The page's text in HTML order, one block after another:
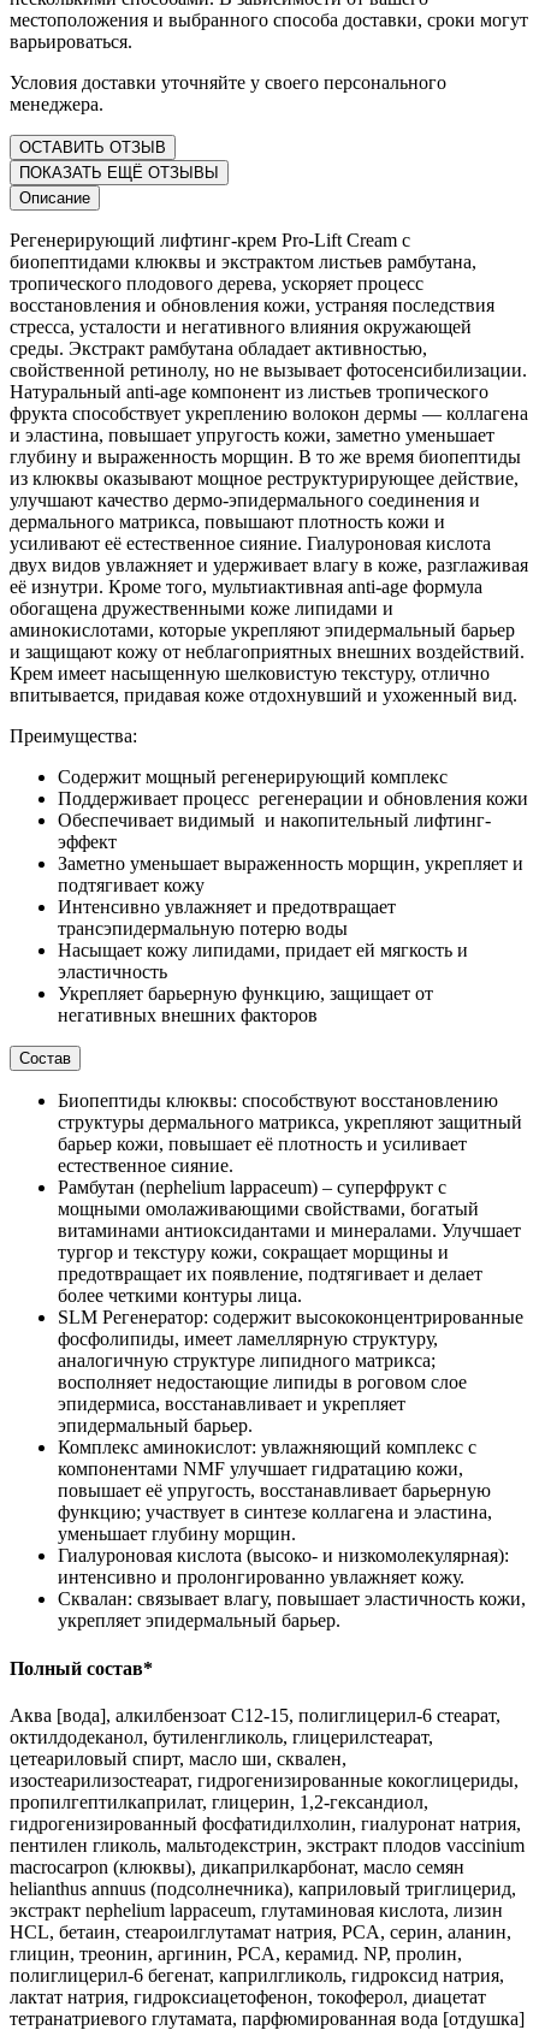
местоположения и выбранного способа доставки, сроки могут
варьироваться.
Условия доставки уточняйте у своего персонального
менеджера.
ОСТАВИТЬ ОТЗЫВ
ПОКАЗАТЬ ЕЩЁ ОТЗЫВЫ
Описание
Регенерирующий лифтинг-крем Pro-Lift Cream с
биопептидами клюквы и экстрактом листьев рамбутана,
тропического плодового дерева, ускоряет процесс
восстановления и обновления кожи, устраняя последствия
стресса, усталости и негативного влияния окружающей
среды. Экстракт рамбутана обладает активностью,
свойственной ретинолу, но не вызывает фотосенсибилизации.
Натуральный anti-age компонент из листьев тропического
фрукта способствует укреплению волокон дермы — коллагена
и эластина, повышает упругость кожи, заметно уменьшает
глубину и выраженность морщин. В то же время биопептиды
из клюквы оказывают мощное реструктурирующее действие,
улучшают качество дермо-эпидермального соединения и
дермального матрикса, повышают плотность кожи и
усиливают её естественное сияние. Гиалуроновая кислота
двух видов увлажняет и удерживает влагу в коже, разглаживая
её изнутри. Кроме того, мультиактивная anti-age формула
обогащена дружественными коже липидами и
аминокислотами, которые укрепляют эпидермальный барьер
и защищают кожу от неблагоприятных внешних воздействий.
Крем имеет насыщенную шелковистую текстуру, отлично
впитывается, придавая коже отдохнувший и ухоженный вид.
Преимущества:
Содержит мощный регенерирующий комплекс
Поддерживает процесс регенерации и обновления кожи
Обеспечивает видимый и накопительный лифтинг-
эффект
Заметно уменьшает выраженность морщин, укрепляет и
подтягивает кожу
Интенсивно увлажняет и предотвращает
трансэпидермальную потерю воды
Насыщает кожу липидами, придает ей мягкость и
эластичность
Укрепляет барьерную функцию, защищает от
негативных внешних факторов
Состав
Биопептиды клюквы: способствуют восстановлению
структуры дермального матрикса, укрепляют защитный
барьер кожи, повышает её плотность и усиливает
естественное сияние.
Рамбутан (nephelium lappaceum) – суперфрукт с
мощными омолаживающими свойствами, богатый
витаминами антиоксидантами и минералами. Улучшает
тургор и текстуру кожи, сокращает морщины и
предотвращает их появление, подтягивает и делает
более четкими контуры лица.
SLM Регенератор: содержит высококонцентрированные
фосфолипиды, имеет ламеллярную структуру,
аналогичную структуре липидного матрикса;
восполняет недостающие липиды в роговом слое
эпидермиса, восстанавливает и укрепляет
эпидермальный барьер.
Комплекс аминокислот: увлажняющий комплекс с
компонентами NMF улучшает гидратацию кожи,
повышает её упругость, восстанавливает барьерную
функцию; участвует в синтезе коллагена и эластина,
уменьшает глубину морщин.
Гиалуроновая кислота (высоко- и низкомолекулярная):
интенсивно и пролонгированно увлажняет кожу.
Сквалан: связывает влагу, повышает эластичность кожи,
укрепляет эпидермальный барьер.
Полный состав*
Аква [вода], алкилбензоат С12-15, полиглицерил-6 стеарат,
октилдодеканол, бутиленгликоль, глицерилстеарат,
цетеариловый спирт, масло ши, сквален,
изостеарилизостеарат, гидрогенизированные кокоглицериды,
пропилгептилкаприлат, глицерин, 1,2-гександиол,
гидрогенизированный фосфатидилхолин, гиалуронат натрия,
пентилен гликоль, мальтодекстрин, экстракт плодов vaccinium
macrocarpon (клюквы), дикаприлкарбонат, масло семян
helianthus annuus (подсолнечника), каприловый триглицерид,
экстракт nephelium lappaceum, глутаминовая кислота, лизин
HCL, бетаин, стеароилглутамат натрия, PCA, серин, аланин,
глицин, треонин, аргинин, PCA, керамид. NP, пролин,
полиглицерил-6 бегенат, каприлгликоль, гидроксид натрия,
лактат натрия, гидроксиацетофенон, токоферол, диацетат
тетранатриевого глутамата, парфюмированная вода [отдушка]